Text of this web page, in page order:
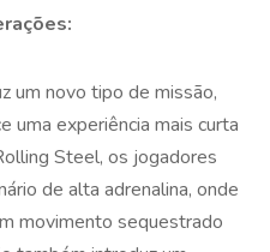
um novo tipo de missão,
uma experiência mais curta
Steel, os jogadores
de alta adrenalina, onde
movimento sequestrado